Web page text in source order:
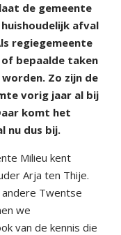
laat de gemeente
afval
regiegemeente
bepaalde taken
Zo zijn de
vorig jaar al bij
komt het
nu dus bij.
Milieu kent
Arja ten Thije.
Twentse
we
van de kennis die